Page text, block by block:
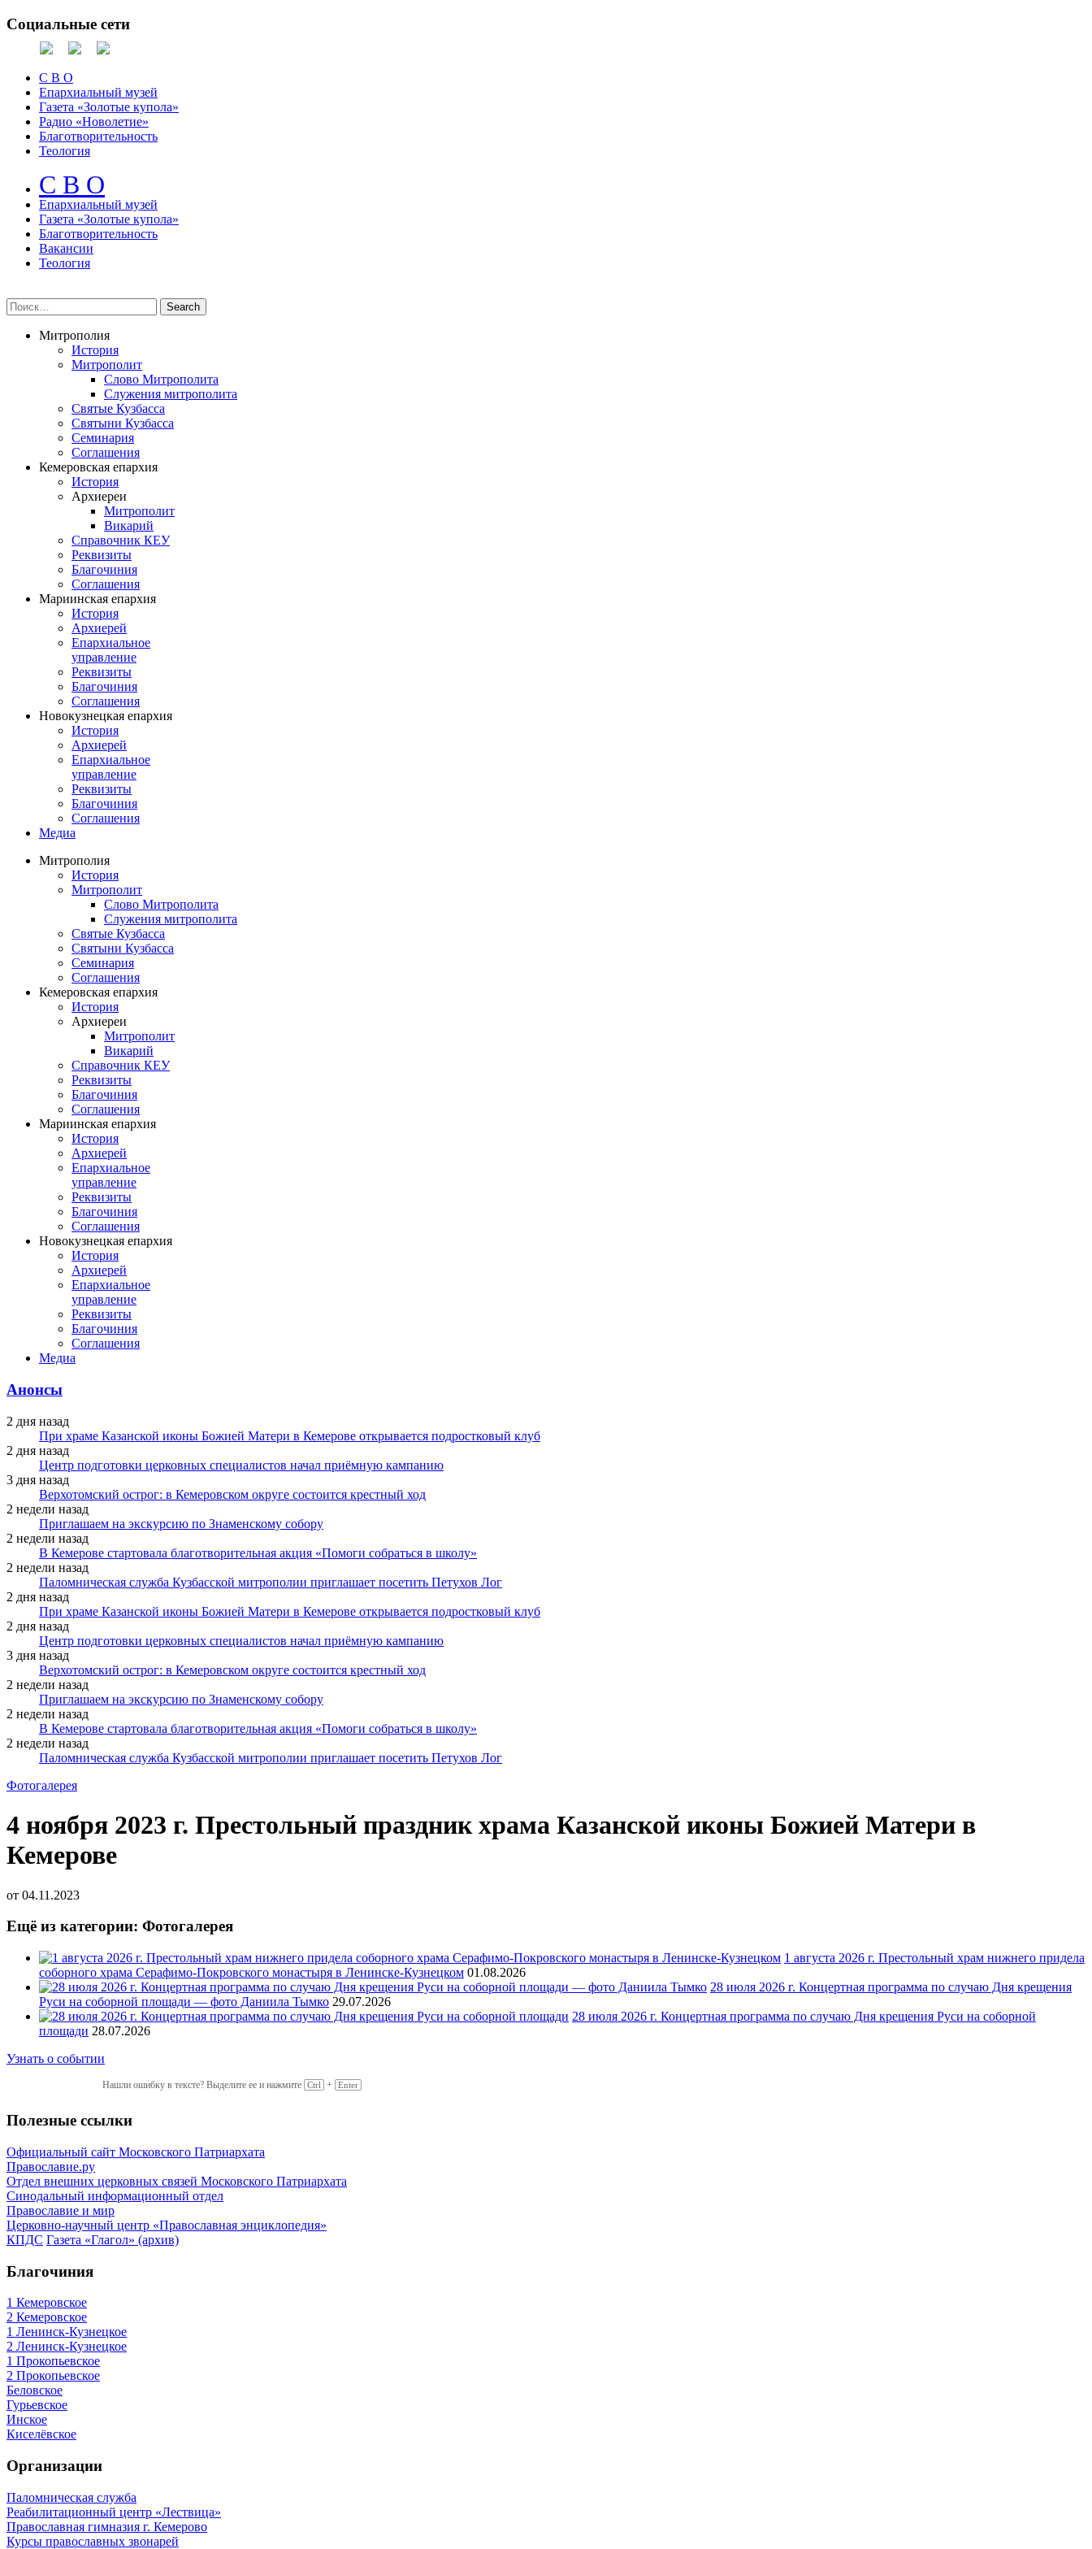
Социальные сети
С В О
Епархиальный музей
Газета «Золотые купола»
Радио «Новолетие»
Благотворительность
Теология
С В О
Епархиальный музeй
Газета «Золотые купола»
Благотворительность
Вакансии
Теология
Митрополия
История
Митрополит
Слово Митрополита
Служения митрополита
Святые Кузбасса
Святыни Кузбасса
Семинария
Соглашения
Кемеровская епархия
История
Архиереи
Митрополит
Викарий
Справочник КЕУ
Реквизиты
Благочиния
Соглашения
Мариинская епархия
История
Архиерей
Епархиальное
управление
Реквизиты
Благочиния
Соглашения
Новокузнецкая епархия
История
Архиерей
Епархиальное
управление
Реквизиты
Благочиния
Соглашения
Медиа
Митрополия
История
Митрополит
Слово Митрополита
Служения митрополита
Святые Кузбасса
Святыни Кузбасса
Семинария
Соглашения
Кемеровская епархия
История
Архиереи
Митрополит
Викарий
Справочник КЕУ
Реквизиты
Благочиния
Соглашения
Мариинская епархия
История
Архиерей
Епархиальное
управление
Реквизиты
Благочиния
Соглашения
Новокузнецкая епархия
История
Архиерей
Епархиальное
управление
Реквизиты
Благочиния
Соглашения
Медиа
Анонсы
2 дня назад
При храме Казанской иконы Божией Матери в Кемерове открывается подростковый клуб
2 дня назад
Центр подготовки церковных специалистов начал приёмную кампанию
3 дня назад
Верхотомский острог: в Кемеровском округе состоится крестный ход
2 недели назад
Приглашаем на экскурсию по Знаменскому собору
2 недели назад
В Кемерове стартовала благотворительная акция «Помоги собраться в школу»
2 недели назад
Паломническая служба Кузбасской митрополии приглашает посетить Петухов Лог
2 дня назад
При храме Казанской иконы Божией Матери в Кемерове открывается подростковый клуб
2 дня назад
Центр подготовки церковных специалистов начал приёмную кампанию
3 дня назад
Верхотомский острог: в Кемеровском округе состоится крестный ход
2 недели назад
Приглашаем на экскурсию по Знаменскому собору
2 недели назад
В Кемерове стартовала благотворительная акция «Помоги собраться в школу»
2 недели назад
Паломническая служба Кузбасской митрополии приглашает посетить Петухов Лог
Фотогалерея
4 ноября 2023 г. Престольный праздник храма Казанской иконы Божией Матери в
Кемерове
от 04.11.2023
Ещё из категории: Фотогалерея
1 августа 2026 г. Престольный храм нижнего придела
соборного храма Серафимо-Покровского монастыря в Ленинске-Кузнецком 01.08.2026
28 июля 2026 г. Концертная программа по случаю Дня крещения
Руси на соборной площади — фото Даниила Тымко 29.07.2026
28 июля 2026 г. Концертная программа по случаю Дня крещения Руси на соборной
площади 28.07.2026
Узнать о событии
Нашли ошибку в тексте? Выделите ее и нажмите Ctrl + Enter
Полезные ссылки
Официальный сайт Московского Патриархата
Православие.ру
Отдел внешних церковных связей Московского Патриархата
Синодальный информационный отдел
Православие и мир
Церковно-научный центр «Православная энциклопедия»
КПДС Газета «Глагол» (архив)
Благочиния
1 Кемеровское
2 Кемеровское
1 Ленинск-Кузнецкое
2 Ленинск-Кузнецкое
1 Прокопьевское
2 Прокопьевское
Беловское
Гурьевское
Инское
Киселёвское
Организации
Паломническая служба
Реабилитационный центр «Лествица»
Православная гимназия г. Кемерово
Курсы православных звонарей